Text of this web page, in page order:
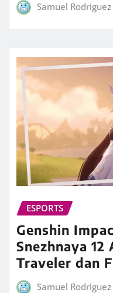
Samuel Rodriguez
ESPORTS
Genshin
Snezhnaya
Traveler dan
Samuel Rodriguez